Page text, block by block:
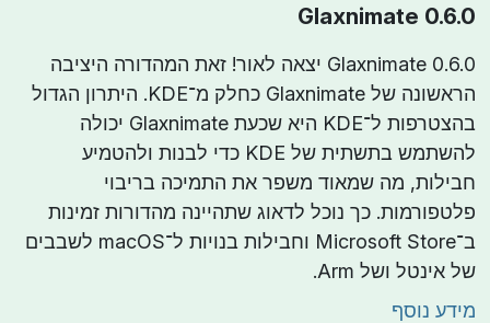
Glaxnimate 0.6.0
Glaxnimate 0.6.0 יצאה לאור! זאת המהדורה היציבה
הראשונה של Glaxnimate כחלק מ־KDE. היתרון הגדול
בהצטרפות ל־KDE היא שכעת Glaxnimate יכולה
להשתמש בתשתית של KDE כדי לבנות ולהטמיע
חבילות, מה שמאוד משפר את התמיכה בריבוי
פלטפורמות. כך נוכל לדאוג שתהיינה מהדורות זמינות
ב־Microsoft Store וחבילות בנויות ל־macOS לשבבים
של אינטל ושל Arm.
מידע נוסף